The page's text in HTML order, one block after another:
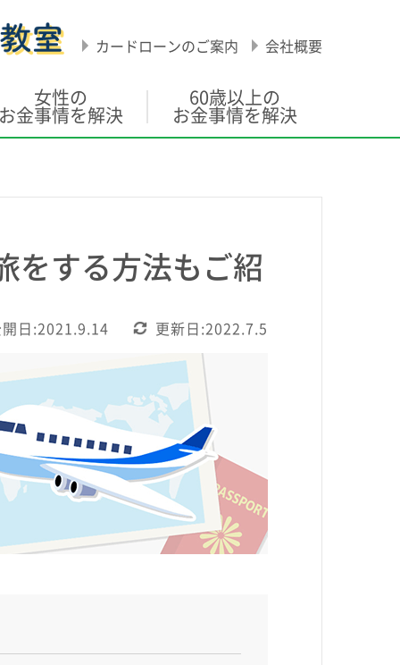
カードローンのご案内 会社概要
女性の
金事情を解決
60歳以上の
お金事情を解決
をする方法もご紹
日:2021.9.14 更新日:2022.7.5